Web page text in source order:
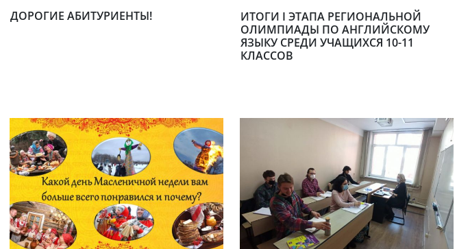
ДОРОГИЕ АБИТУРИЕНТЫ!
ИТОГИ I ЭТАПА РЕГИОНАЛЬНОЙ
ОЛИМПИАДЫ ПО АНГЛИЙСКОМУ
ЯЗЫКУ СРЕДИ УЧАЩИХСЯ 10-11
КЛАССОВ